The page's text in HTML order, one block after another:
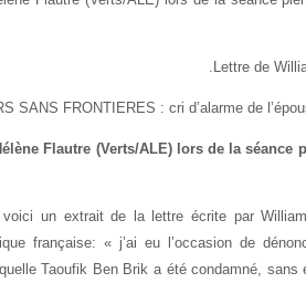
Lettre de
SANS FRONTIERES : cri d’alarme de
Flautre (Verts/ALE) lors de la
voici un extrait de la lettre écrite par
française: « j’ai eu l’occasion de
Taoufik Ben Brik a été condamné,